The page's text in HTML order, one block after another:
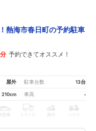
熱海市春日町の予約駐車
予約できてオススメ！
屋外 駐車台数 13台
210cm 車高 -
大型車 トラック 原付 バイク